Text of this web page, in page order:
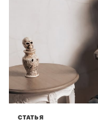
СТАТЬЯ